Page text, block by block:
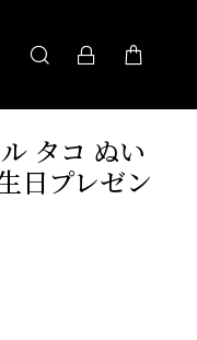
タコ ぬい
日プレゼン